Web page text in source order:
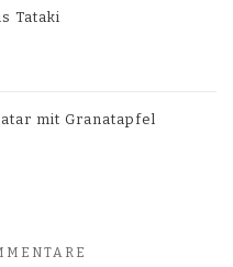
Tataki
mit Granatapfel